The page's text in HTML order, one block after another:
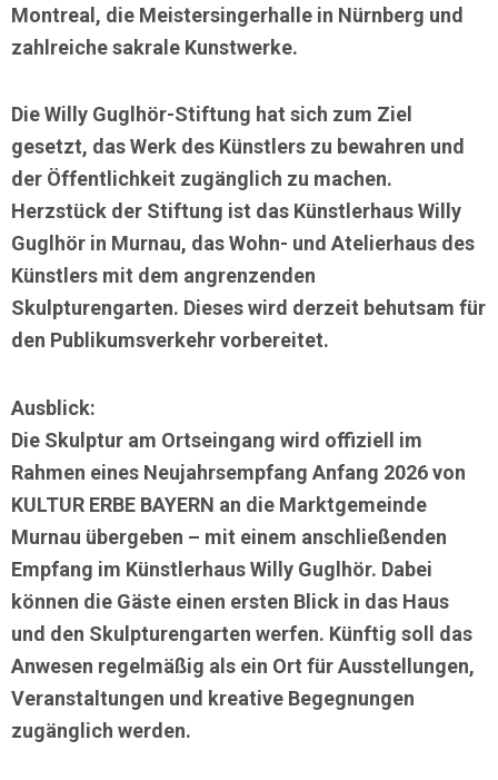
Montreal, die Meistersingerhalle in Nürnberg und
zahlreiche sakrale Kunstwerke.
Die Willy Guglhör-Stiftung hat sich zum Ziel
gesetzt, das Werk des Künstlers zu bewahren und
der Öffentlichkeit zugänglich zu machen.
Herzstück der Stiftung ist das Künstlerhaus Willy
Guglhör in Murnau, das Wohn- und Atelierhaus des
Künstlers mit dem angrenzenden
Skulpturengarten. Dieses wird derzeit behutsam für
den Publikumsverkehr vorbereitet.
Ausblick:
Die Skulptur am Ortseingang wird offiziell im
Rahmen eines Neujahrsempfang Anfang 2026 von
KULTUR ERBE BAYERN an die Marktgemeinde
Murnau übergeben – mit einem anschließenden
Empfang im Künstlerhaus Willy Guglhör. Dabei
können die Gäste einen ersten Blick in das Haus
und den Skulpturengarten werfen. Künftig soll das
Anwesen regelmäßig als ein Ort für Ausstellungen,
Veranstaltungen und kreative Begegnungen
zugänglich werden.